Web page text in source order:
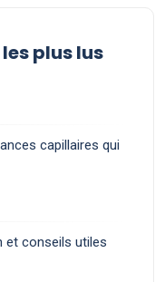
plus lus
capillaires qui
et conseils utiles